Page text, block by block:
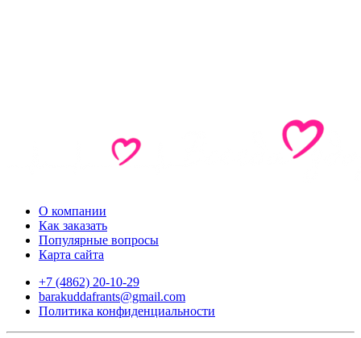
О компании
Как заказать
Популярные вопросы
Карта сайта
+7 (4862) 20-10-29
barakuddafrants@gmail.com
Политика конфиденциальности